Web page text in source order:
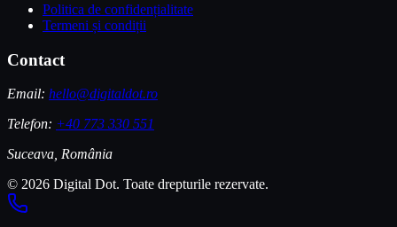
Politica de confidențialitate
Termeni și condiții
Contact
Email: hello@digitaldot.ro
Telefon: +40 773 330 551
Suceava, România
© 2026 Digital Dot. Toate drepturile rezervate.